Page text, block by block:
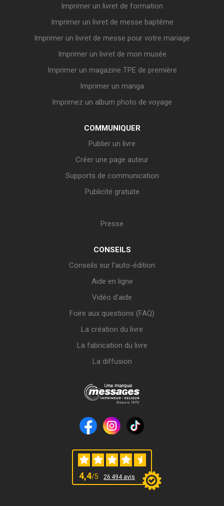
Imprimer un livret de formation
Imprimer un livret de messe baptême
Imprimer un livret de messe pour votre mariage
Imprimer un livret de mon musée
Imprimer un magazine TPE de première
Imprimer un manga
Imprimez un album photo de voyage
COMMUNIQUER
Publier un livre
Créer une page auteur
Supports de communication
Publicité gratuite
Presse
CONSEILS
Conseils sur l’auto-édition
Aide en ligne
Vidéo d’aide
Foire aux questions (FAQ)
La création du livre
La fabrication du livre
La diffusion
4,4/5 26 494 avis